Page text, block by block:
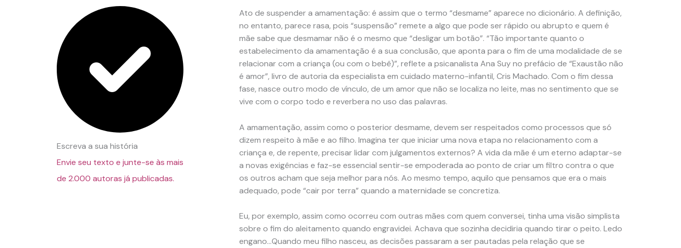
Escreva a sua história
Envie seu texto e junte-se às mais
de 2.000 autoras já publicadas.
Ato de suspender a amamentação: é assim que o termo “desmame” aparece no dicionário. A definição,
no entanto, parece rasa, pois “suspensão” remete a algo que pode ser rápido ou abrupto e quem é
mãe sabe que desmamar não é o mesmo que “desligar um botão”. “Tão importante quanto o
estabelecimento da amamentação é a sua conclusão, que aponta para o fim de uma modalidade de se
relacionar com a criança (ou com o bebê)”, reflete a psicanalista Ana Suy no prefácio de “Exaustão não
é amor”, livro de autoria da especialista em cuidado materno-infantil, Cris Machado. Com o fim dessa
fase, nasce outro modo de vínculo, de um amor que não se localiza no leite, mas no sentimento que se
vive com o corpo todo e reverbera no uso das palavras.
A amamentação, assim como o posterior desmame, devem ser respeitados como processos que só
dizem respeito à mãe e ao filho. Imagina ter que iniciar uma nova etapa no relacionamento com a
criança e, de repente, precisar lidar com julgamentos externos? A vida da mãe é um eterno adaptar-se
a novas exigências e faz-se essencial sentir-se empoderada ao ponto de criar um filtro contra o que
os outros acham que seja melhor para nós. Ao mesmo tempo, aquilo que pensamos que era o mais
adequado, pode “cair por terra” quando a maternidade se concretiza.
Eu, por exemplo, assim como ocorreu com outras mães com quem conversei, tinha uma visão simplista
sobre o fim do aleitamento quando engravidei. Achava que sozinha decidiria quando tirar o peito. Ledo
engano…Quando meu filho nasceu, as decisões passaram a ser pautadas pela relação que se